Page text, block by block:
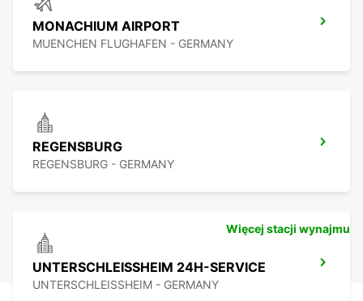
MONACHIUM AIRPORT
MUENCHEN FLUGHAFEN - GERMANY
REGENSBURG
REGENSBURG - GERMANY
UNTERSCHLEISSHEIM 24H-SERVICE
UNTERSCHLEISSHEIM - GERMANY
Więcej stacji wynajmu